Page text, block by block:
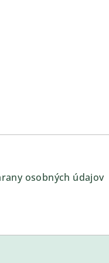
osobných údajov